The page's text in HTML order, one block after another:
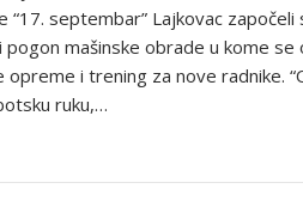
septembar” Lajkovac
pogon mašinske obrade u kome
i trening za nove radnike.
ruku,…